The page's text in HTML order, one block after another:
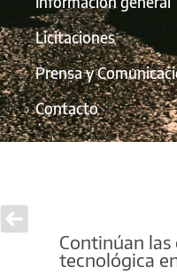
Licitaciones
Prensa y
Contacto
Continúan
tecnológica